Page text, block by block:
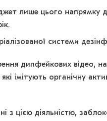
лише цього напрямку
системи
дипфейкових відео,
імітують органічну
з цією діяльністю,